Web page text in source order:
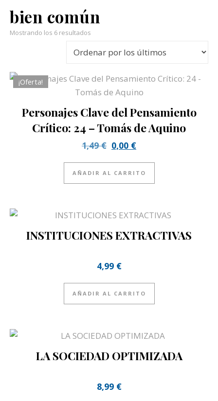
bien común
Mostrando los 6 resultados
¡Oferta!
Personajes Clave del Pensamiento
Crítico: 24 – Tomás de Aquino
1,49€ El precio original era:
0,00 €El precio actual es:
AÑADIR AL CARRITO
INSTITUCIONES EXTRACTIVAS
4,99 €
AÑADIR AL CARRITO
LA SOCIEDAD OPTIMIZADA
8,99 €